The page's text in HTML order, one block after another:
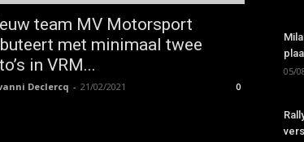
team MV Motorsport
met minimaal twee
in VRM...
Declercq - 21/02/2021 0
05/